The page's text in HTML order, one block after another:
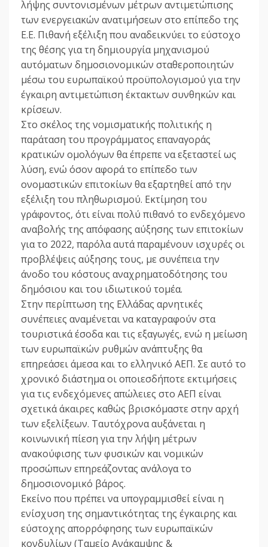
λήψης συντονισμένων μέτρων αντιμετώπισης
των ενεργειακών ανατιμήσεων στο επίπεδο της
Ε.Ε. Πιθανή εξέλιξη που αναδεικνύει το εύστοχο
της θέσης για τη δημιουργία μηχανισμού
αυτόματων δημοσιονομικών σταθεροποιητών
μέσω του ευρωπαϊκού προϋπολογισμού για την
έγκαιρη αντιμετώπιση έκτακτων συνθηκών και
κρίσεων.
Στο σκέλος της νομισματικής πολιτικής η
παράταση του προγράμματος επαναγοράς
κρατικών ομολόγων θα έπρεπε να εξεταστεί ως
λύση, ενώ όσον αφορά το επίπεδο των
ονομαστικών επιτοκίων θα εξαρτηθεί από την
εξέλιξη του πληθωρισμού. Εκτίμηση του
γράφοντος, ότι είναι πολύ πιθανό το ενδεχόμενο
αναβολής της απόφασης αύξησης των επιτοκίων
για το 2022, παρόλα αυτά παραμένουν ισχυρές οι
προβλέψεις αύξησης τους, με συνέπεια την
άνοδο του κόστους αναχρηματοδότησης του
δημόσιου και του ιδιωτικού τομέα.
Στην περίπτωση της Ελλάδας αρνητικές
συνέπειες αναμένεται να καταγραφούν στα
τουριστικά έσοδα και τις εξαγωγές, ενώ η μείωση
των ευρωπαϊκών ρυθμών ανάπτυξης θα
επηρεάσει άμεσα και το ελληνικό ΑΕΠ. Σε αυτό το
χρονικό διάστημα οι οποιεσδήποτε εκτιμήσεις
για τις ενδεχόμενες απώλειες στο ΑΕΠ είναι
σχετικά άκαιρες καθώς βρισκόμαστε στην αρχή
των εξελίξεων. Ταυτόχρονα αυξάνεται η
κοινωνική πίεση για την λήψη μέτρων
ανακούφισης των φυσικών και νομικών
προσώπων επηρεάζοντας ανάλογα το
δημοσιονομικό βάρος.
Εκείνο που πρέπει να υπογραμμισθεί είναι η
ενίσχυση της σημαντικότητας της έγκαιρης και
εύστοχης απορρόφησης των ευρωπαϊκών
κονδυλίων (Ταμείο Ανάκαμψης &